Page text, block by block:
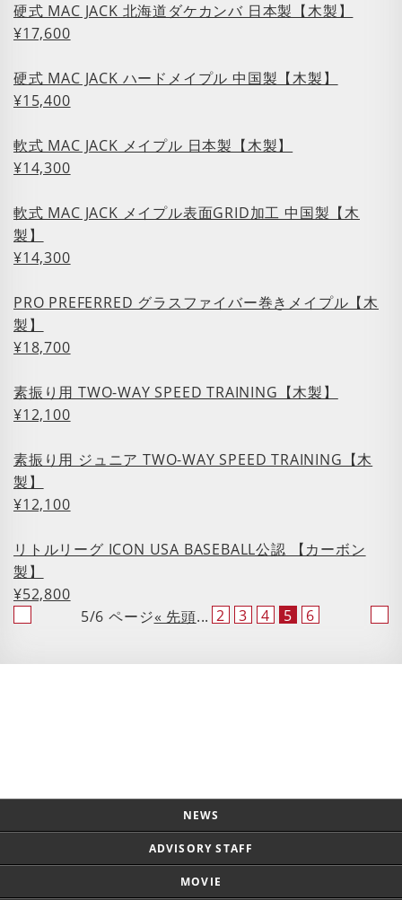
硬式 MAC JACK 北海道ダケカンバ 日本製【木製】
¥17,600
硬式 MAC JACK ハードメイプル 中国製【木製】
¥15,400
軟式 MAC JACK メイプル 日本製【木製】
¥14,300
軟式 MAC JACK メイプル表面GRID加工 中国製【木
製】
¥14,300
PRO PREFERRED グラスファイバー巻きメイプル【木
製】
¥18,700
素振り用 TWO-WAY SPEED TRAINING【木製】
¥12,100
素振り用 ジュニア TWO-WAY SPEED TRAINING【木
製】
¥12,100
リトルリーグ ICON USA BASEBALL公認 【カーボン
製】
¥52,800
5/6 ページ« 先頭... 2 3 4 5 6
NEWS
ADVISORY STAFF
MOVIE